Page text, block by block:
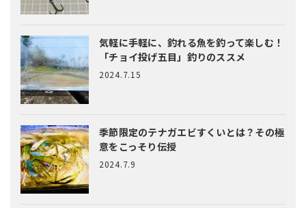
気軽に手軽に、釣れる魚を釣って楽しむ！
「チョイ投げ五目」釣りのススメ
2024.7.15
季節限定のテナガエビすくいとは？ その極
意をこっそり伝授
2024.7.9